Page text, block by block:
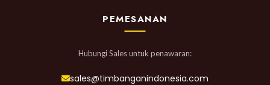
PEMESANAN
Hubungi Sales untuk penawaran:
sales@timbanganindonesia.com